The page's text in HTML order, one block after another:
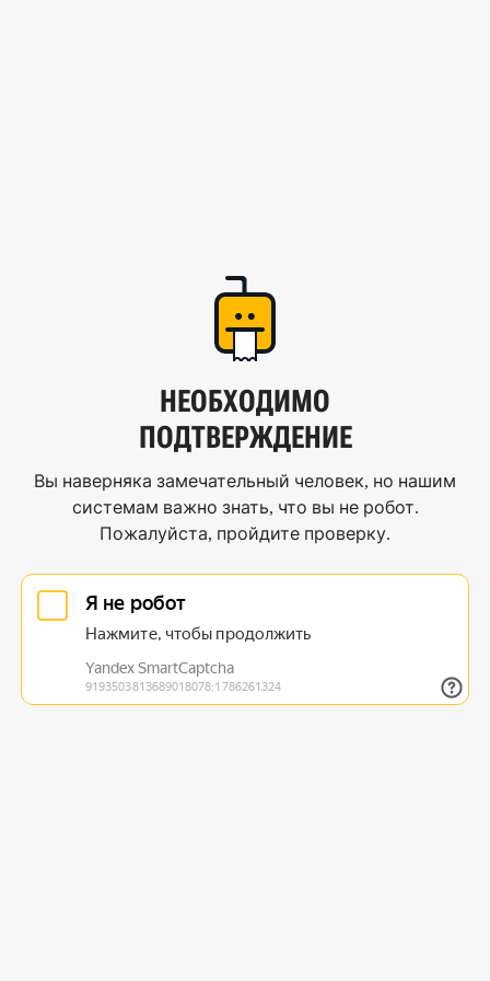
НЕОБХОДИМО
ПОДТВЕРЖДЕНИЕ
Вы наверняка замечательный человек, но нашим
системам важно знать, что вы не робот.
Пожалуйста, пройдите проверку.